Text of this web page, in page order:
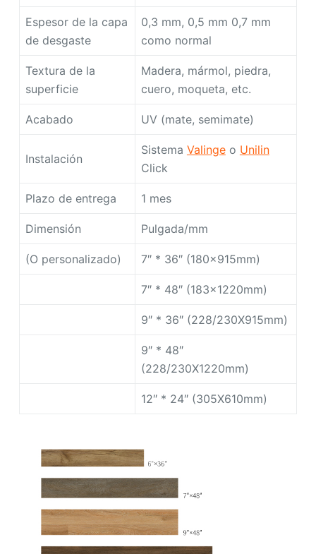
Espesor de la capa
de desgaste
0,3 mm, 0,5 mm 0,7 mm
como normal
Textura de la
superficie
Madera, mármol, piedra,
cuero, moqueta, etc.
Acabado UV (mate, semimate)
Instalación
Sistema Valingeo Unilin
Click
Plazo de entrega 1 mes
Dimensión Pulgada/mm
(O personalizado) 7″ * 36″ (180x915mm)
7″ * 48″ (183x1220mm)
9″ * 36″ (228/230X915mm)
9″ * 48″
(228/230X1220mm)
12″ * 24″ (305X610mm)